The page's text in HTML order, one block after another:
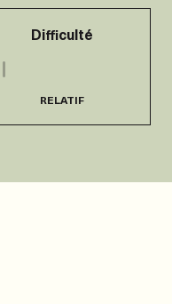
Difficulté
RELATIF